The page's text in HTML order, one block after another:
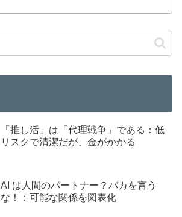
「推し活」は「代理戦争」である：低
リスクで清潔だが、金がかかる
AI は人間のパートナー？バカを言う
な！：可能な関係を図表化